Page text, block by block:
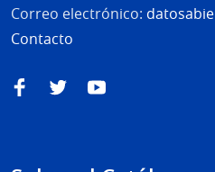
Correo electrónico:
Contacto
FacebookTwitterYouTube